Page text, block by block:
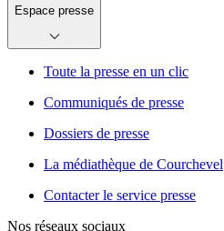
Espace presse
Toute la presse en un clic
Communiqués de presse
Dossiers de presse
La médiathèque de Courchevel
Contacter le service presse
Nos réseaux sociaux